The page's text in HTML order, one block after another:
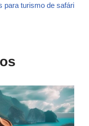
para turismo de safári